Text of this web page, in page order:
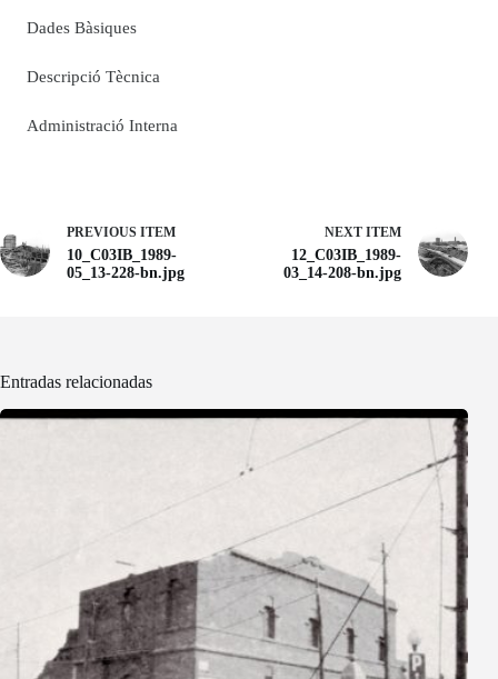
Dades Bàsiques
Descripció Tècnica
Administració Interna
PREVIOUS ITEM
10_C03IB_1989-
05_13-228-bn.jpg
NEXT ITEM
12_C03IB_1989-
03_14-208-bn.jpg
Entradas relacionadas